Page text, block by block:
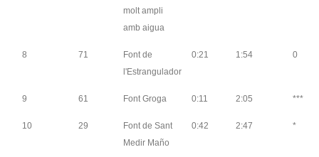
molt ampli
amb aigua
8 71
Font de
l'Estrangulador
0:21 1:54 0
9 61 Font Groga 0:11 2:05 ***
10 29
Font de Sant
Medir Maño
0:42 2:47 *